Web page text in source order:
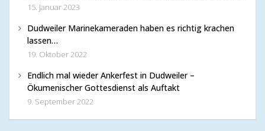
15. Januar 2023
Dudweiler Marinekameraden haben es richtig krachen
lassen…
19. Oktober 2022
Endlich mal wieder Ankerfest in Dudweiler –
Ökumenischer Gottesdienst als Auftakt
9. September 2022